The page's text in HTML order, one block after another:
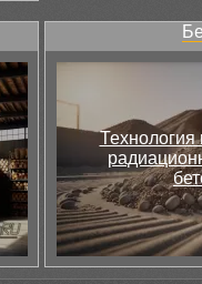
Технология